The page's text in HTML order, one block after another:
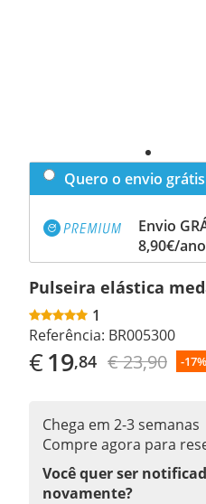
Quero o envio
Envio
8,90€/
Pulseira elástica
1
Referência: BR005300
€19,84 € 23,90 -17%
Chega em 2-3 semanas
Compre agora para
Você quer ser
novamente?